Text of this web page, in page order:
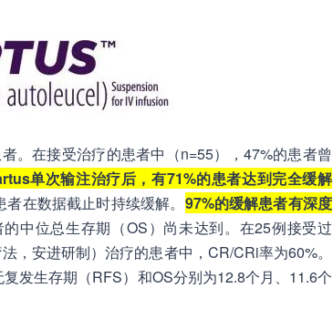
。在接受治疗的患者中（n=55），47%的患者曾
单次输注治疗后，有71%的患者达到完全缓解
者在数据截止时持续缓解。 97%的缓解患者有深度
的中位总生存期（OS）尚未达到。在25例接受过
，安进研制）治疗的患者中，CR/CRi率为60%。
发生存期（RFS）和OS分别为12.8个月、11.6个